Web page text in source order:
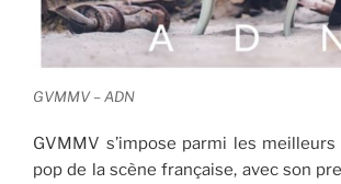
GVMMV – ADN
GVMMV s’impose parmi les
pop de la scène française, avec son